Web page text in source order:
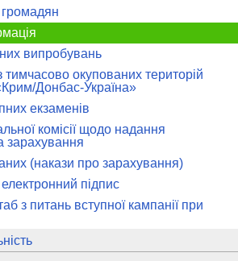
випробувань
тимчасово окупованих територій
Донбас-Україна»
екзаменів
комісії щодо надання
зарахування
(накази про зарахування)
підпис
з питань вступної кампанії при